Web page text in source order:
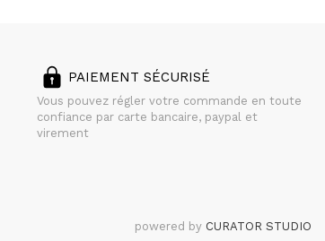
PAIEMENT SÉCURISÉ
Vous pouvez régler votre commande en toute
confiance par carte bancaire, paypal et
virement
powered by CURATOR STUDIO